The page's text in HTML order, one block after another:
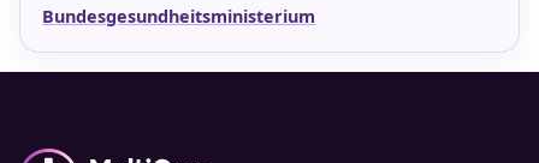
Bundesgesundheitsministerium